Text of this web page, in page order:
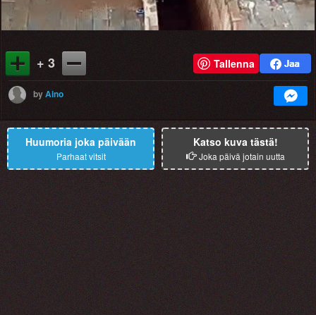
+ 3 Tallenna
byAino
Huumoria joka päivään
Parhaat vitsit
Katso kuva tästä!
Joka päivä jotain uutta